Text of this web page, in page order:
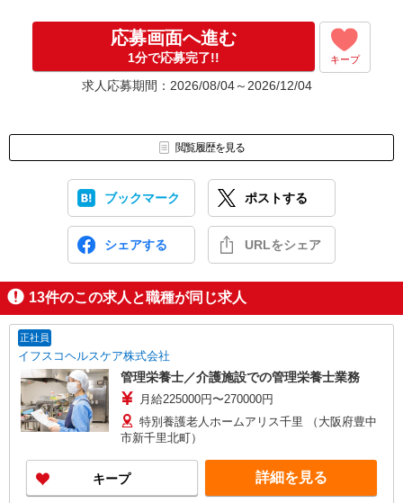
応募画面へ進む
1分で応募完了!! キープ
求人応募期間：2026/08/04～2026/12/04
閲覧履歴を見る
ブックマーク ポストする
シェアする URLをシェア
13件のこの求人と職種が同じ求人
正社員
イフスコヘルスケア株式会社
管理栄養士／介護施設での管理栄養士業務
月給225000円〜270000円
特別養護老人ホームアリス千里 （大阪府豊中
市新千里北町）
キープ 詳細を見る